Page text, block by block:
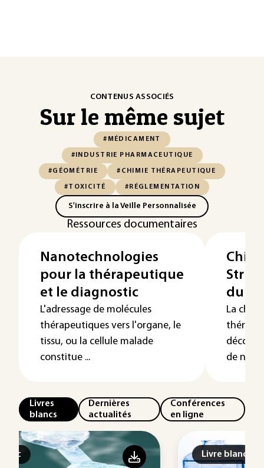
CONTENUS ASSOCIÉS
Sur le même sujet
#MÉDICAMENT
#INDUSTRIE PHARMACEUTIQUE
#GÉOMÉTRIE #CHIMIE THÉRAPEUTIQUE
#TOXICITÉ #RÉGLEMENTATION
S'inscrire à la Veille Personnalisée
Ressources documentaires
Nanotechnologies
pour la thérapeutique
et le diagnostic
L'adressage de molécules
thérapeutiques vers l'organe, le
tissu, ou la cellule malade
constitue ...
du
La
de
Livres
blancs
Dernières
actualités
Conférences
en ligne
Livre blanc